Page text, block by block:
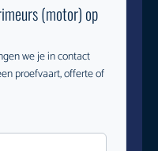
(motor) op
we je in contact
proefvaart, offerte of